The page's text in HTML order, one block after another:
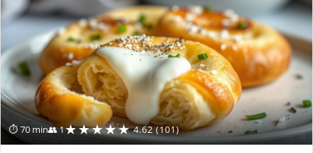
⏱ 70 min👥 1★★★★★ 4.62 (101)